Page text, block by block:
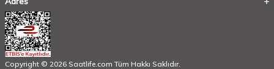
Copyright © 2026 Saatlife.com Tüm Hakkı Saklıdır.